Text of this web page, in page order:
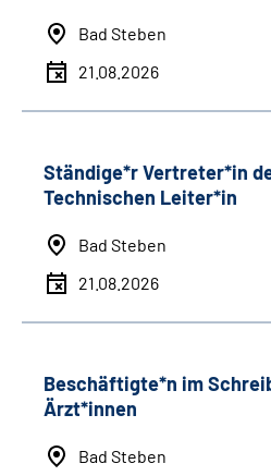
Bad Steben
21.08.2026
Ständige*r Vertreter*in
Technischen Leiter*in
Bad Steben
21.08.2026
Beschäftigte*n im
Ärzt*innen
Bad Steben